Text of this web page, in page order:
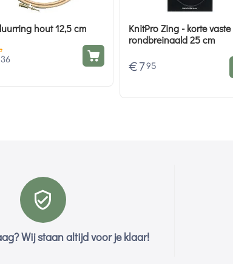
hout 12,5 cm
36
KnitPro Zing - korte vaste
rondbreinaald 25 cm
€ 7 95
Wij staan altijd voor je klaar!